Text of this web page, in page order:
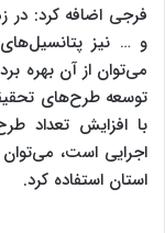
فرجی اضافه کرد: در
و … نیز
می‌توان از آن بهره
توسعه طرح‌های
با افزایش تعداد
اجرایی است،
استان استفاده ‌کرد.